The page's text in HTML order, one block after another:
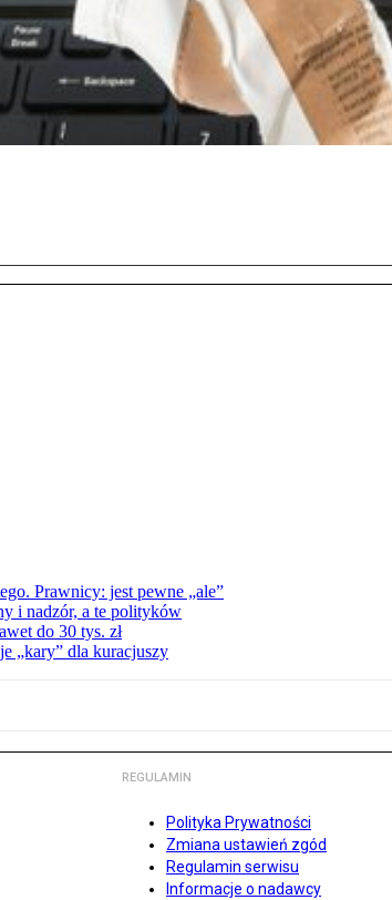
Prawnicy: jest pewne „ale”
i nadzór, a te polityków
do 30 tys. zł
„kary” dla kuracjuszy
REGULAMIN
Polityka Prywatności
Zmiana ustawień zgód
Regulamin serwisu
Informacje o nadawcy